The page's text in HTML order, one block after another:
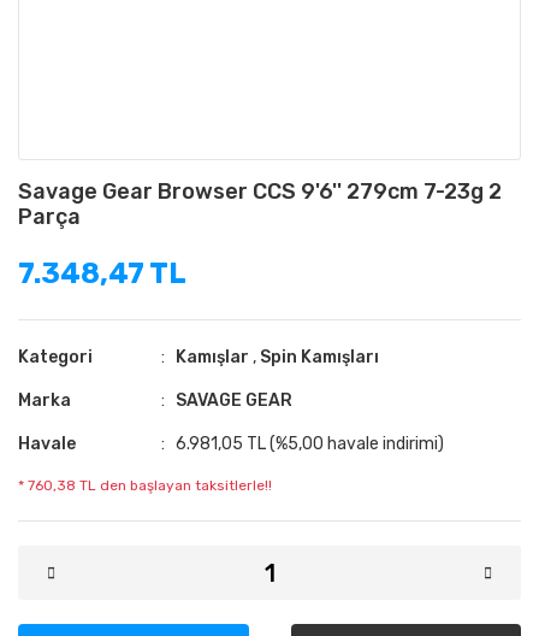
Savage Gear Browser CCS 9'6'' 279cm 7-23g 2
Parça
7.348,47 TL
Kategori Kamışlar , Spin Kamışları
Marka SAVAGE GEAR
Havale 6.981,05 TL (%5,00 havale indirimi)
* 760,38 TL den başlayan taksitlerle!!